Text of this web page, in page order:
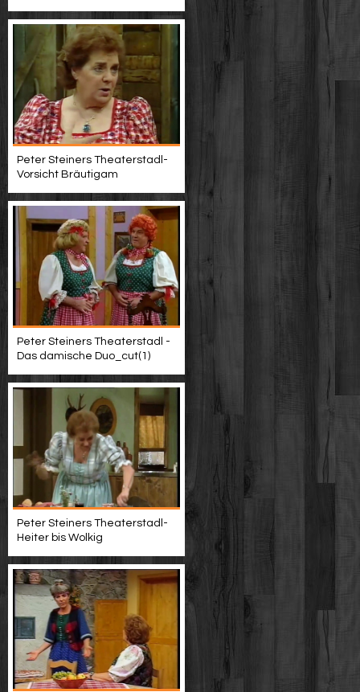
Peter Steiners Theaterstadl-
Vorsicht Bräutigam
Peter Steiners Theaterstadl -
Das damische Duo_cut(1)
Peter Steiners Theaterstadl-
Heiter bis Wolkig